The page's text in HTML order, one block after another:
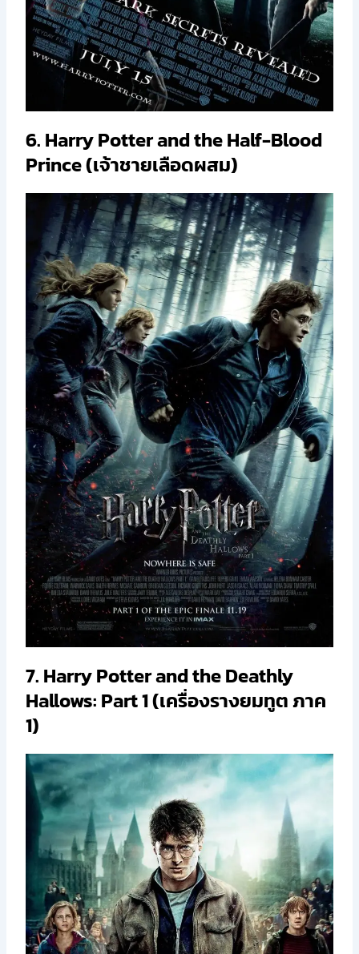
6. Harry Potter and the Half-Blood
Prince (เจ้าชายเลือดผสม)
7. Harry Potter and the Deathly
Hallows: Part 1 (เครื่องรางยมทูต ภาค
1)